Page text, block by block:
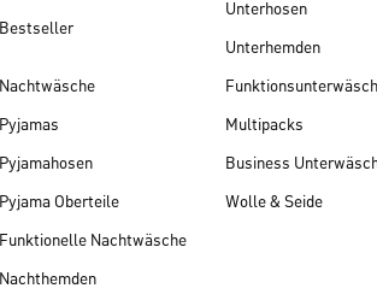
Bestseller
Nachtwäsche
Pyjamas
Pyjamahosen
Pyjama Oberteile
Funktionelle Nachtwäsche
Nachthemden
Unterhosen
Unterhemden
Multipacks
Business
Wolle & Seide